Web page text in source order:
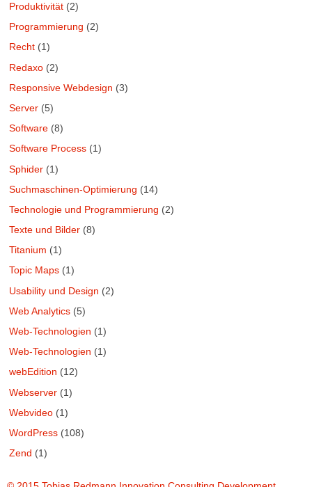
Produktivität (2)
Programmierung (2)
Recht (1)
Redaxo (2)
Responsive Webdesign (3)
Server (5)
Software (8)
Software Process (1)
Sphider (1)
Suchmaschinen-Optimierung (14)
Technologie und Programmierung (2)
Texte und Bilder (8)
Titanium (1)
Topic Maps (1)
Usability und Design (2)
Web Analytics (5)
Web-Technologien (1)
Web-Technologien (1)
webEdition (12)
Webserver (1)
Webvideo (1)
WordPress (108)
Zend (1)